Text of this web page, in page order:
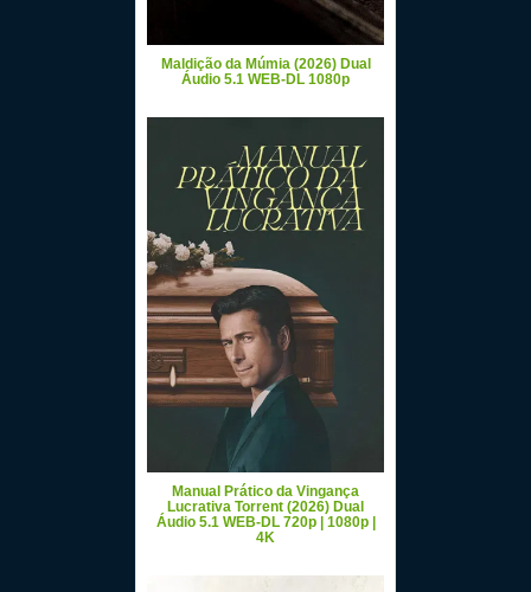
Maldição da Múmia (2026) Dual
Áudio 5.1 WEB-DL 1080p
Manual Prático da Vingança
Lucrativa Torrent (2026) Dual
Áudio 5.1 WEB-DL 720p | 1080p |
4K